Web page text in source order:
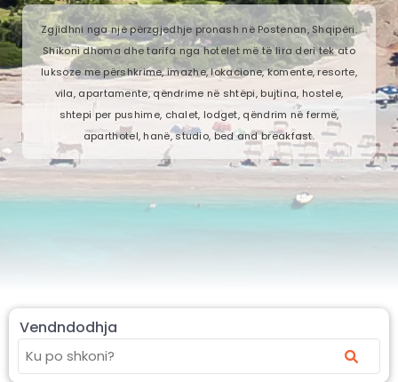
Zgjidhni nga një përzgjedhje pronash në Postenan, Shqipëri.
Shikoni dhoma dhe tarifa nga hotelet më të lira deri tek ato
luksoze me përshkrime, imazhe, lokacione, komente, resorte,
vila, apartamente, qëndrime në shtëpi, bujtina, hostele,
shtepi per pushime, chalet, lodget, qëndrim në fermë,
aparthotel, hanë, studio, bed and breakfast.
Vendndodhja